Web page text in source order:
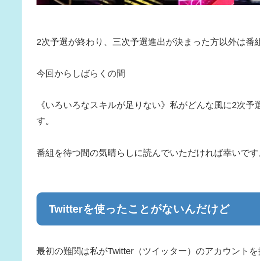
2次予選が終わり、三次予選進出が決まった方以外は番
今回からしばらくの間
《いろいろなスキルが足りない》私がどんな風に2次
す。
番組を待つ間の気晴らしに読んでいただければ幸いです
Twitterを使ったことがないんだけど
最初の難関は私がTwitter（ツイッター）のアカウントを